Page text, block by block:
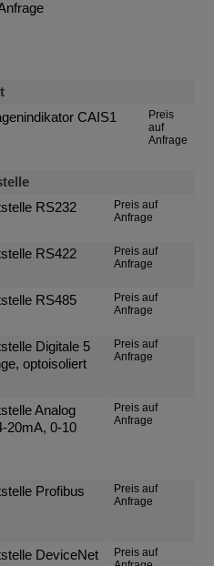
CAIS1
Preis
auf
Anfrage
RS232
Preis auf
Anfrage
RS422
Preis auf
Anfrage
RS485
Preis auf
Anfrage
Digitale 5
optoisoliert
Preis auf
Anfrage
Analog
20mA, 0-10
Preis auf
Anfrage
Profibus
Preis auf
Anfrage
DeviceNet
Preis auf